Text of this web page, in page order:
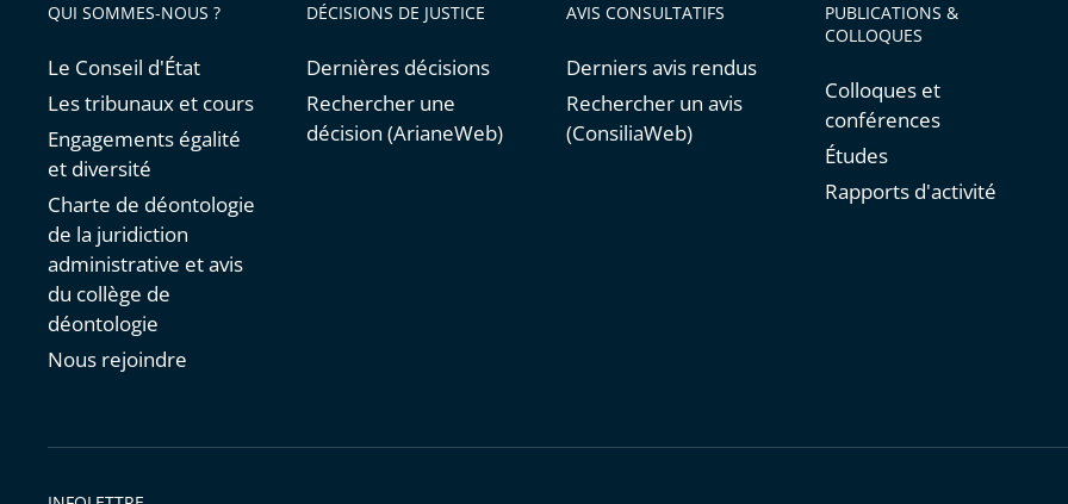
QUI SOMMES-NOUS ?
Le Conseil d'État
Les tribunaux et cours
Engagements égalité
et diversité
Charte de déontologie
de la juridiction
administrative et avis
du collège de
déontologie
Nous rejoindre
DÉCISIONS DE JUSTICE
Dernières décisions
Rechercher une
décision (ArianeWeb)
AVIS CONSULTATIFS
Derniers avis rendus
Rechercher un avis
(ConsiliaWeb)
PUBLICATIONS &
COLLOQUES
Colloques et
conférences
Études
Rapports d'activité